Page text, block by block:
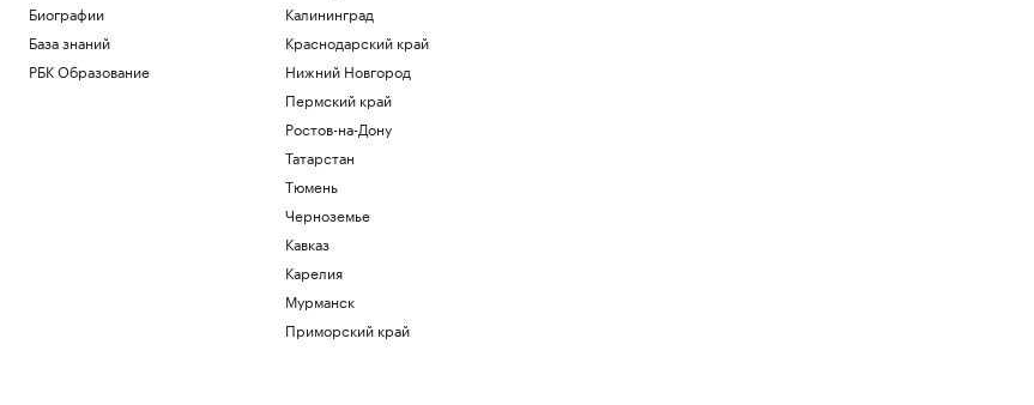
Биографии
База знаний
РБК Образование
Калининград
Краснодарский край
Нижний Новгород
Пермский край
Ростов-на-Дону
Татарстан
Тюмень
Черноземье
Кавказ
Карелия
Мурманск
Приморский край